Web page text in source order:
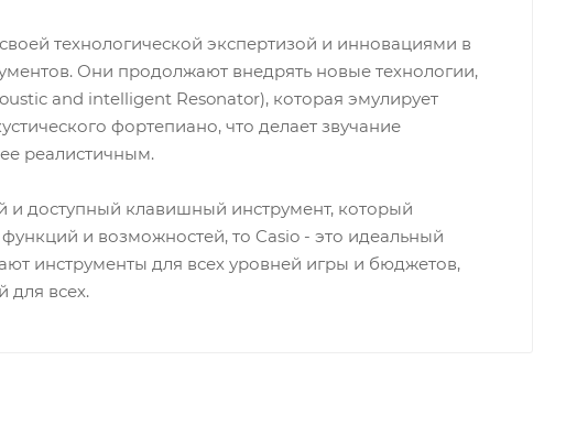
технологической экспертизой и инновациями в
Они продолжают внедрять новые технологии,
and intelligent Resonator), которая эмулирует
фортепиано, что делает звучание
реалистичным.
и доступный клавишный инструмент, который
и возможностей, то Casio - это идеальный
инструменты для всех уровней игры и бюджетов,
для всех.